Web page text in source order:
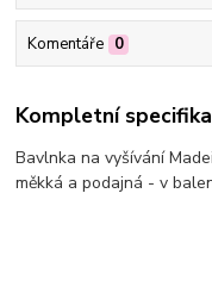
Komentáře 0
Kompletní
Bavlnka na vyšívání
měkká a podajná - v